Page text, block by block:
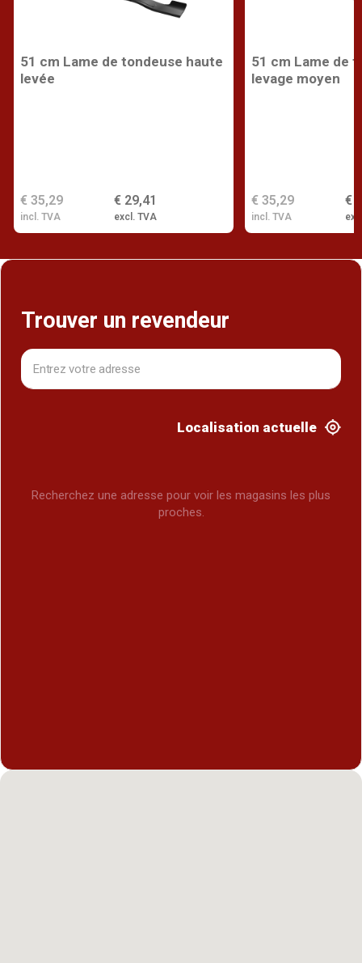
51 cm Lame de tondeuse haute
levée
€ 29,41
excl. TVA
€ 35,29
incl. TVA
51 cm Lame de
levage moyen
€
€ 35,29
incl. TVA
Trouver un revendeur
Localisation actuelle
Recherchez une adresse pour voir les magasins les plus
proches.